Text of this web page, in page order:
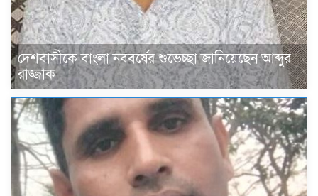
দেশবাসীকে বাংলা নববর্ষের শুভেচ্ছা জানিয়েছেন আব্দুর
রাজ্জাক